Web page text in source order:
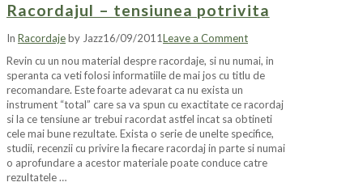
Racordajul – tensiunea potrivita
In Racordajeby Jazz16/09/2011Leave a Comment
Revin cu un nou material despre racordaje, si nu numai, in
speranta ca veti folosi informatiile de mai jos cu titlu de
recomandare. Este foarte adevarat ca nu exista un
instrument “total” care sa va spun cu exactitate ce racordaj
si la ce tensiune ar trebui racordat astfel incat sa obtineti
cele mai bune rezultate. Exista o serie de unelte specifice,
studii, recenzii cu privire la fiecare racordaj in parte si numai
o aprofundare a acestor materiale poate conduce catre
rezultatele …